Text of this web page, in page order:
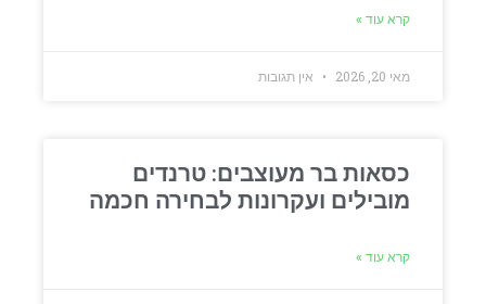
קרא עוד »
מאי 20, 2026 אין תגובות
כסאות בר מעוצבים: טרנדים
מובילים ועקרונות לבחירה חכמה
קרא עוד »